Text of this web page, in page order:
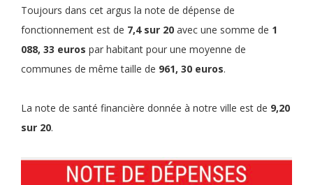
Toujours dans cet argus la note de dépense de
fonctionnement est de 7,4 sur 20 avec une somme de 1
088, 33 euros par habitant pour une moyenne de
communes de même taille de 961, 30 euros.
La note de santé financière donnée à notre ville est de 9,20
sur 20.